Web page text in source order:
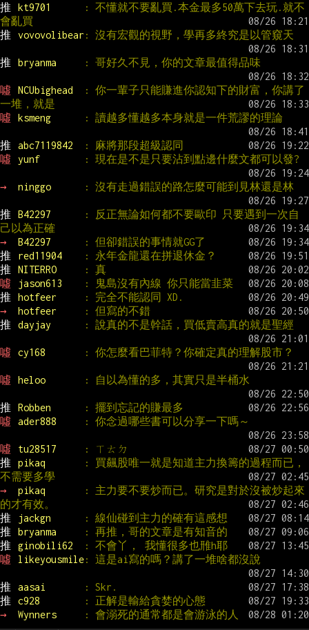
推
kt9701
: 不懂就不要亂買.本金最多50萬下去玩.就不
會亂買
推
vovovolibear : 沒有宏觀的視野，學再多終究是以管窺天
推 bryanma : 哥好久不見，你的文章最值得品味
噓 NCUbighead
: 你一輩子只能賺進你認知下的財富，你講了
一堆，就是
噓
ksmeng : 讀越多懂越多本身就是一件荒謬的理論
推 abc7119842
: 麻將那段超級認同
噓
yunf : 現在是不是只要沾到點邊什麼文都可以發?
→ ninggo : 沒有走過錯誤的路怎麼可能到見林還是林
推 B42297
: 反正無論如何都不要歐印 只要遇到一次自
己以為正確
→
B42297
: 但卻錯誤的事情就GG了
推
red11904
: 永年金龍還在拼退休金？
推
NITERRO
: 真
噓
jason613
: 鬼島沒有內線 你只能當韭菜
推
hotfeer
: 完全不能認同 XD.
→
hotfeer
: 但寫的不錯
推
dayjay : 說真的不是幹話，買低賣高真的就是聖經
噓 cy168 : 你怎麼看巴菲特？你確定真的理解股市？
噓 heloo : 自以為懂的多，其實只是半桶水
推 Robben
: 擺到忘記的賺最多
噓
ader888 : 你念過哪些書可以分享一下嗎～
噓 tu28517
: ㄒㄊㄉ
推
pikaq
: 買飆股唯一就是知道主力換籌的過程而已，
不需要多學
→
pikaq
: 主力要不要炒而已。研究是對於沒被炒起來
的才有效。
推
jackgn
: 線仙碰到主力的確有這感想
推
bryanma
: 再推，哥的文章是有知音的
推
ginobili62
: 不會丫， 我懂很多也雃h耶
噓
likeyousmile: 這是ai寫的嗎？講了一堆啥都沒說
推 aasai
: Skr.
推
c928
: 正解是輸給貪婪的心態
→
Wynners
: 會溺死的通常都是會游泳的人